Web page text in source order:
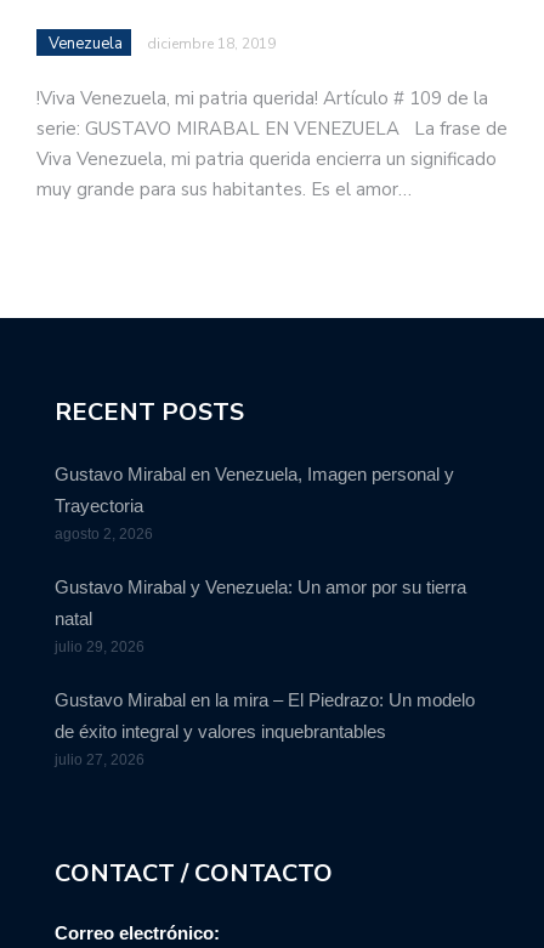
Venezuela diciembre 18, 2019
!Viva Venezuela, mi patria querida! Artículo # 109 de la
serie: GUSTAVO MIRABAL EN VENEZUELA La frase de
Viva Venezuela, mi patria querida encierra un significado
muy grande para sus habitantes. Es el amor…
RECENT POSTS
Gustavo Mirabal en Venezuela, Imagen personal y
Trayectoria
agosto 2, 2026
Gustavo Mirabal y Venezuela: Un amor por su tierra
natal
julio 29, 2026
Gustavo Mirabal en la mira – El Piedrazo: Un modelo
de éxito integral y valores inquebrantables
julio 27, 2026
CONTACT / CONTACTO
Correo electrónico: